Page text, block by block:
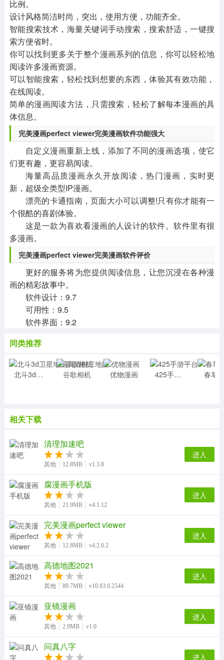
比例。
设计风格简洁时尚，突出，使用方便，功能齐全。
智能搜索技术，海量关键词手动搜索，搜索舒适，一键搜
索方便省时。
你可以找到更多关于整个漫画系列的信息，你可以轻松地
阅读许多漫画资源。
可以智能搜索，轻松找到想要的东西，体验其有效功能，
在线阅读。
简单的漫画阅读方法，只需搜索，轻松了解每本漫画的具
体信息。
完美漫画perfect viewer完美漫画软件功能强大
自定义漫画重新上线，添加了不同的漫画选项，使它
们更有趣，更容易阅读。
海量高品质漫画永久开放阅读，热门漫画，实时更
新，超级全类型IP漫画。
漂亮的卡通指南，页面大小可以调整!只有你才能有一
个很酷的喜剧体验。
这是一款为喜欢看漫画的人设计的软件。软件里有很
多漫画。
完美漫画perfect viewer完美漫画软件评价
更好的服务将为您提供阅读信息，让您沉浸在各种漫
画的精彩故事中。
软件设计：9.7
可用性：9.5
软件界面：9.2
同类推荐
北斗3d卫星地图高清村庄地图 谷歌相机 优物漫画 425手游平台 春草
相关下载
清理加速吧
其他 12.8MB v1.3.8
进入
腐漫画手机版
其他 21.9MB v4.1.12
进入
完美漫画perfect viewer
其他 12.8MB v4.2.0.2
进入
高德地图2021
其他 89.7MB v10.83.0.2544
进入
亚镜漫画
其他 2.9MB v1.0
进入
问真八字
进入